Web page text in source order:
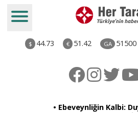
$ 44.73 € 51.42 GA 51500
• Ebeveynliğin Kalbi: